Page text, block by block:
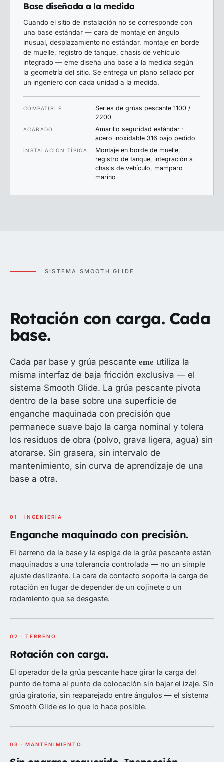
Base diseñada a la medida
Cuando el sitio de instalación no se corresponde con
una base estándar — cara de montaje en ángulo
inusual, desplazamiento no estándar, montaje en borde
de muelle, registro de tanque, chasis de vehículo
integrado — eme diseña una base a la medida según
la geometría del sitio. Se entrega un plano sellado por
un ingeniero con cada unidad a la medida.
COMPATIBLE
Series de grúas pescante 1100 /
2200
ACABADO
Amarillo seguridad estándar ·
acero inoxidable 316 bajo pedido
INSTALACIÓN TÍPICA
Montaje en borde de muelle,
registro de tanque, integración a
chasis de vehículo, mamparo
marino
SISTEMA SMOOTH GLIDE
Rotación con carga. Cada
base.
Cada par base y grúa pescante eme utiliza la
misma interfaz de baja fricción exclusiva — el
sistema Smooth Glide. La grúa pescante pivota
dentro de la base sobre una superficie de
enganche maquinada con precisión que
permanece suave bajo la carga nominal y tolera
los residuos de obra (polvo, grava ligera, agua) sin
atorarse. Sin grasera, sin intervalo de
mantenimiento, sin curva de aprendizaje de una
base a otra.
01 · INGENIERÍA
Enganche maquinado con precisión.
El barreno de la base y la espiga de la grúa pescante están
maquinados a una tolerancia controlada — no un simple
ajuste deslizante. La cara de contacto soporta la carga de
rotación en lugar de depender de un cojinete o un
rodamiento que se desgaste.
02 · TERRENO
Rotación con carga.
El operador de la grúa pescante hace girar la carga del
punto de toma al punto de colocación sin bajar el izaje. Sin
grúa giratoria, sin reaparejado entre ángulos — el sistema
Smooth Glide es lo que lo hace posible.
03 · MANTENIMIENTO